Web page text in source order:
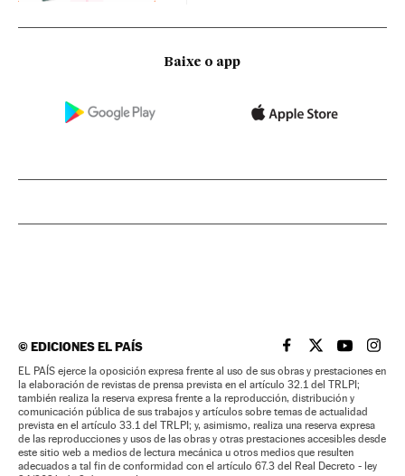
Baixe o app
©EDICIONES EL PAÍS EL PAÍS BRASIL EN
EL PAÍSEL PAÍS
EL
EL PAÍS ejerce la oposición expresa frente al uso de sus obras y prestaciones en
la elaboración de revistas de prensa prevista en el artículo 32.1 del TRLPI;
también realiza la reserva expresa frente a la reproducción, distribución y
comunicación pública de sus trabajos y artículos sobre temas de actualidad
prevista en el artículo 33.1 del TRLPI; y, asimismo, realiza una reserva expresa
de las reproducciones y usos de las obras y otras prestaciones accesibles desde
este sitio web a medios de lectura mecánica u otros medios que resulten
adecuados a tal fin de conformidad con el artículo 67.3 del Real Decreto - ley